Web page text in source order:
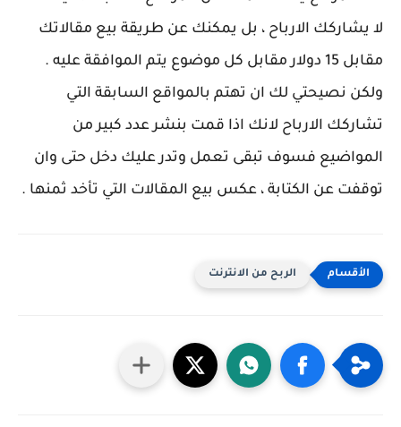
لا يشاركك الارباح ، بل يمكنك عن طريقة بيع مقالاتك
مقابل 15 دولار مقابل كل موضوع يتم الموافقة عليه .
ولكن نصيحتي لك ان تهتم بالمواقع السابقة التي
تشاركك الارباح لانك اذا قمت بنشر عدد كبير من
المواضيع فسوف تبقى تعمل وتدر عليك دخل حتى وان
توقفت عن الكتابة ، عكس بيع المقالات التي تأخد ثمنها .
الربح من الانترنت